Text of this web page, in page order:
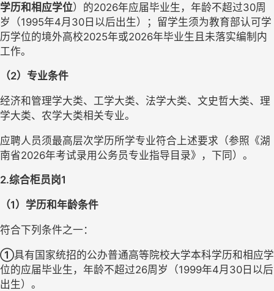
学历和相应学位）的2026年应届毕业生，年龄不超过30周
岁（1995年4月30日以后出生）；留学生须为教育部认可学
历学位的境外高校2025年或2026年毕业生且未落实编制内
工作。
（2）专业条件
经济和管理学大类、工学大类、法学大类、文史哲大类、理
学大类、农学大类相关专业。
应聘人员须最高层次学历所学专业符合上述要求（参照《湖
南省2026年考试录用公务员专业指导目录》，下同）。
2.综合柜员岗1
（1）学历和年龄条件
符合下列条件之一：
①具有国家统招的公办普通高等院校大学本科学历和相应学
位的应届毕业生，年龄不超过26周岁（1999年4月30日以后
出生）。